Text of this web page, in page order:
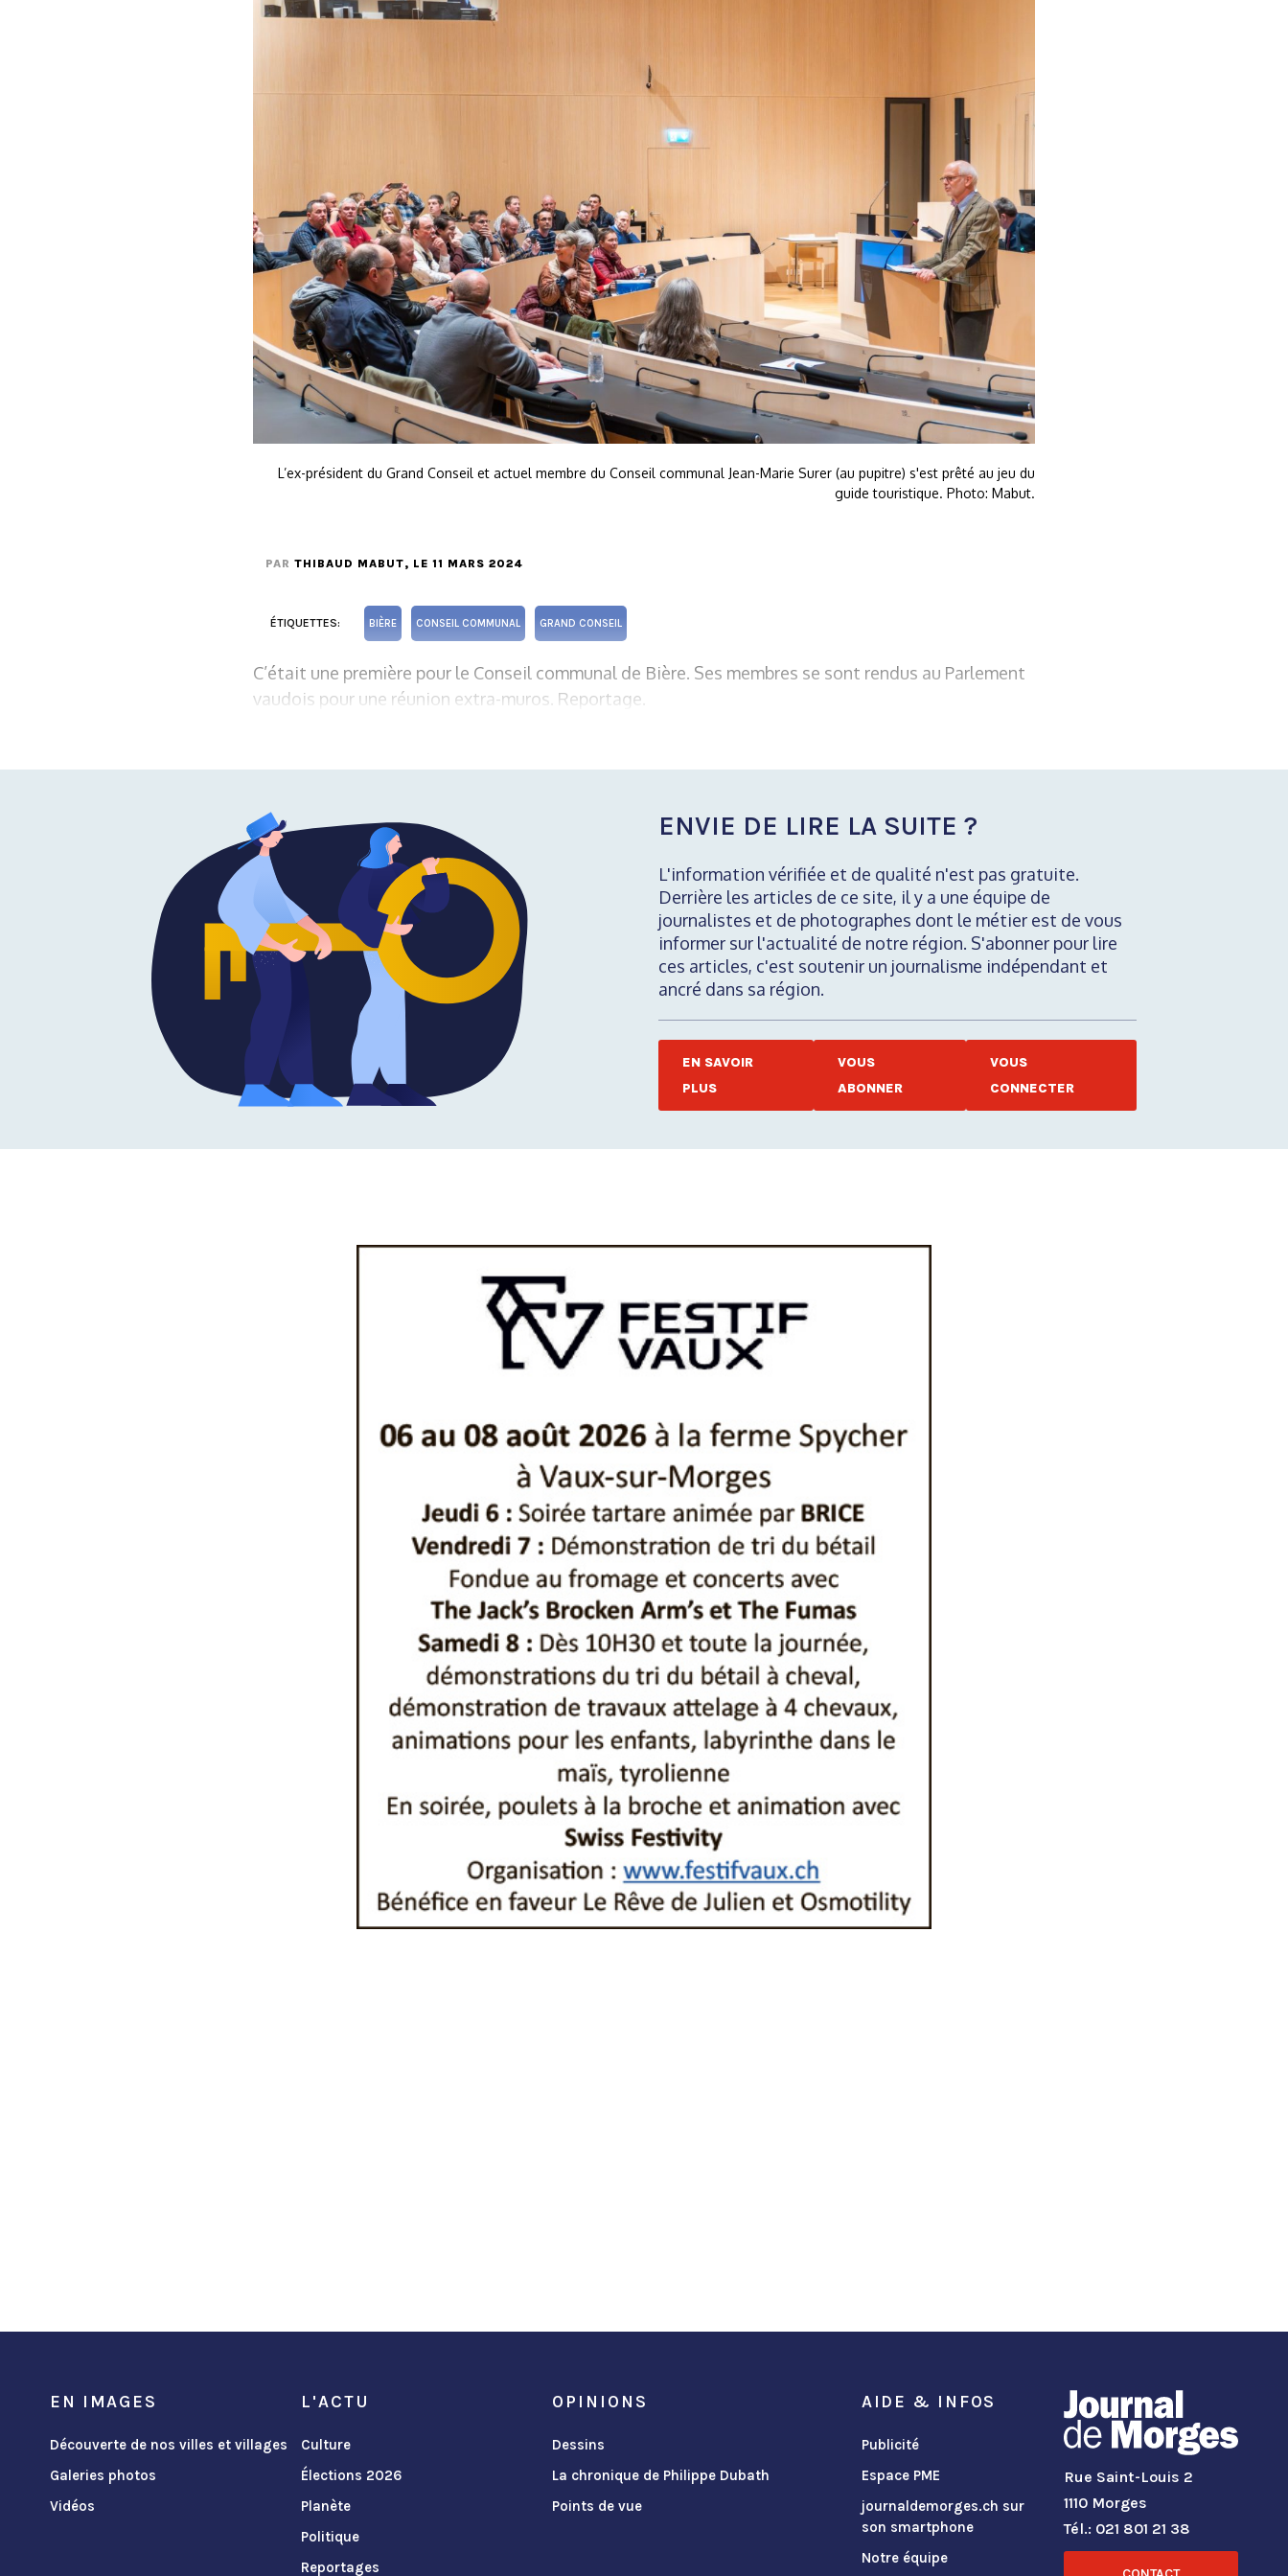
L’ex-président du Grand Conseil et actuel membre du Conseil communal Jean-Marie Surer (au pupitre) s'est prêté au jeu du
guide touristique. Photo: Mabut.
PAR THIBAUD MABUT, LE 11 MARS 2024
ÉTIQUETTES: BIÈRE CONSEIL COMMUNAL GRAND CONSEIL
C’était une première pour le Conseil communal de Bière. Ses membres se sont rendus au Parlement
vaudois pour une réunion extra-muros. Reportage.
ENVIE DE LIRE LA SUITE ?
L'information vérifiée et de qualité n'est pas gratuite.
Derrière les articles de ce site, il y a une équipe de
journalistes et de photographes dont le métier est de vous
informer sur l'actualité de notre région. S'abonner pour lire
ces articles, c'est soutenir un journalisme indépendant et
ancré dans sa région.
EN SAVOIR
PLUS
VOUS
ABONNER
VOUS
CONNECTER
EN IMAGES
Découverte de nos villes et villages
Galeries photos
Vidéos
L'ACTU
Culture
Élections 2026
Planète
Politique
Reportages
OPINIONS
Dessins
La chronique de Philippe Dubath
Points de vue
AIDE & INFOS
Publicité
Espace PME
journaldemorges.ch sur
son smartphone
Notre équipe
Rue Saint-Louis 2
1110 Morges
Tél.: 021 801 21 38